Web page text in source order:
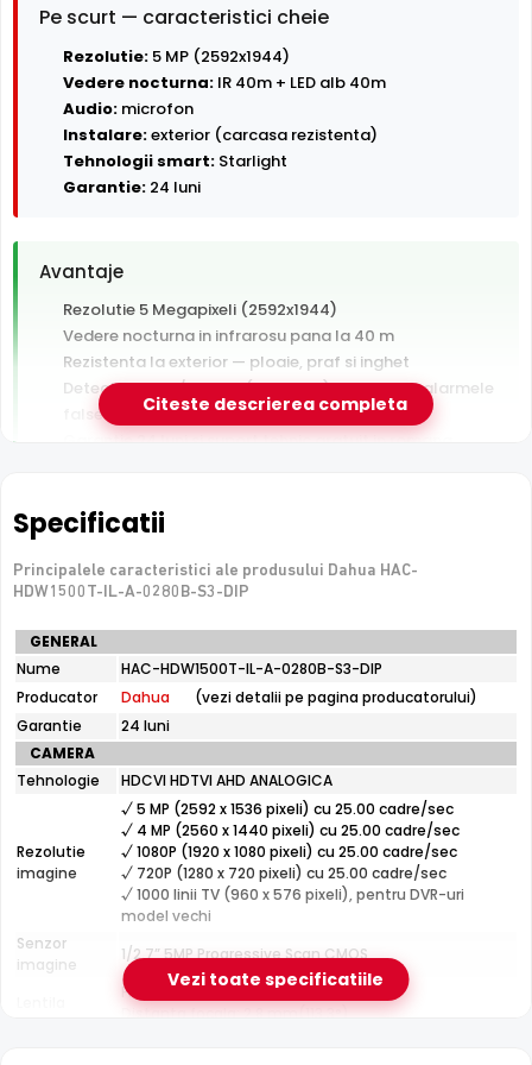
Pe scurt — caracteristici cheie
Rezolutie: 5 MP (2592x1944)
Vedere nocturna: IR 40m + LED alb 40m
Audio: microfon
Instalare:exterior (carcasa rezistenta)
Tehnologii smart: Starlight
Garantie: 24 luni
Avantaje
Rezolutie 5 Megapixeli (2592x1944)
Vedere nocturna in infrarosu pana la 40 m
Rezistenta la exterior — ploaie, praf si inghet
Detectie AI om/vehicul (SMD Plus) — filtreaza alarmele
false
Garantie 24 luni si suport tehnic gratuit in romana
Tehnologie analogica HD — necesita DVR, nu se
conecteaza direct la retea
e-Camere.ro recomanda acest produs pentru:
curtea si exteriorul casei.
Senzor Starlight
SenzorulStarlightpermite Dahua HAC-HDW1500T-IL-A-
0280B-S3-DIP sa capteze imagini clare si detaliate chiar si
la niveluri extrem de scazute de luminozitate, fara a fi
necesar iluminat suplimentar.
Citeste descrierea completa
Specificatii
Principalele caracteristici ale produsului Dahua HAC-
HDW1500T-IL-A-0280B-S3-DIP
Specificatii
tehnice
Dahua
HAC-
HDW1500T-
IL-
A-
0280B-
GENERAL
Nume
HAC-HDW1500T-IL-A-0280B-S3-DIP
Producator
Dahua
(vezi detalii pe pagina producatorului)
Garantie
24 luni
CAMERA
Tehnologie
HDCVI HDTVI AHD ANALOGICA
Rezolutie
imagine
√ 5 MP (2592 x 1536 pixeli) cu 25.00 cadre/sec
√ 4 MP (2560 x 1440 pixeli) cu 25.00 cadre/sec
√ 1080P (1920 x 1080 pixeli) cu 25.00 cadre/sec
√ 720P (1280 x 720 pixeli) cu 25.00 cadre/sec
√ 1000 linii TV (960 x 576 pixeli), pentru DVR-uri
model vechi
Senzor
imagine
1/2.7” 5MP Progressive Scan CMOS
Fixa
Distanta focala: 2.8 mm(113.3°)
Vezi toate specificatiile